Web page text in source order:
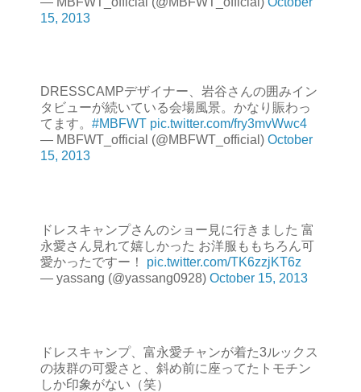
15, 2013
DRESSCAMPデザイナー、岩谷さんの囲みイン
タビューが続いている会場風景。かなり賑わっ
てます。 #MBFWT pic.twitter.com/fry3mvWwc4
— MBFWT_official (@MBFWT_official) October
15, 2013
ドレスキャンプさんのショー見に行きました 富
永愛さん見れて嬉しかった お洋服ももちろん可
愛かったですー！ pic.twitter.com/TK6zzjKT6z
— yassang (@yassang0928) October 15, 2013
ドレスキャンプ、富永愛チャンが着た3ルックス
の抜群の可愛さと、斜め前に座ってたトモチン
しか印象がない（笑）